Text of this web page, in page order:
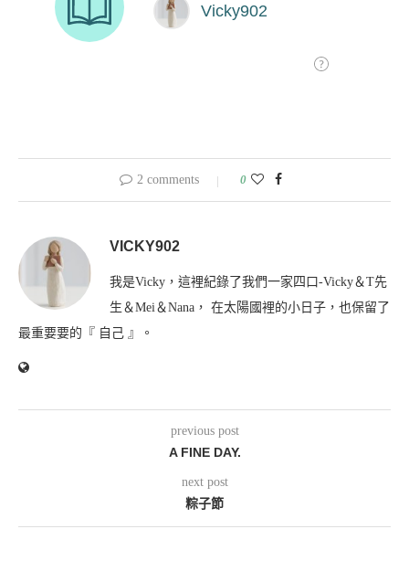
2 comments 0
VICKY902
我是Vicky，這裡紀錄了我們一家四口-Vicky＆T先
生＆Mei＆Nana， 在太陽國裡的小日子，也保留了
最重要要的『 自己 』。
previous post
A FINE DAY.
next post
粽子節